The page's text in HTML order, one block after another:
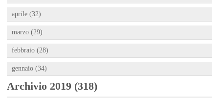
aprile (32)
marzo (29)
febbraio (28)
gennaio (34)
Archivio 2019 (318)